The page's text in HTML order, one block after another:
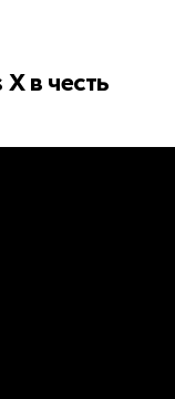
в честь